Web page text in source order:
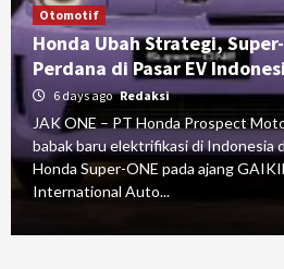
Otomotif
Honda Ubah Strategi,
Perdana di Pasar EV
6 days ago Redaksi
JAK ONE – PT Honda Prospect
babak baru elektrifikasi di Indonesia
Honda Super-ONE pada ajang
International Auto...